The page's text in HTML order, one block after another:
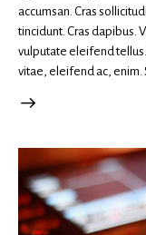
accumsan. Cras
tincidunt. Cras dapibus.
vulputate eleifend
vitae, eleifend ac, enim.